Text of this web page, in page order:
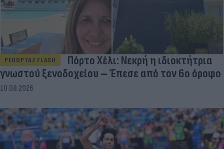
ΡΕΠΟΡΤΑΖ FLASH
Πόρτο Χέλι: Νεκρή η ιδιοκτήτρια
γνωστού ξενοδοχείου – Έπεσε από τον 6ο όροφο
10.08.2026